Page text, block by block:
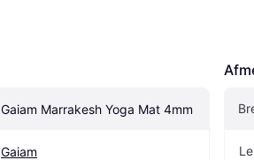
Gaiam Marrakesh Yoga Mat 4mm
Gaiam